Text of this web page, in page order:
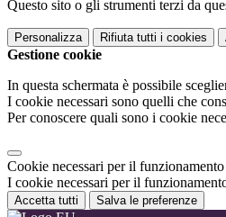
Questo sito o gli strumenti terzi da
Personalizza Rifiuta tutti i cookies
Gestione cookie
In questa schermata è possibile
I cookie necessari sono quelli che
Per conoscere quali sono i cookie
Cookie necessari per il funzionamento
I cookie necessari per il
Accetta tutti Salva le preferenze